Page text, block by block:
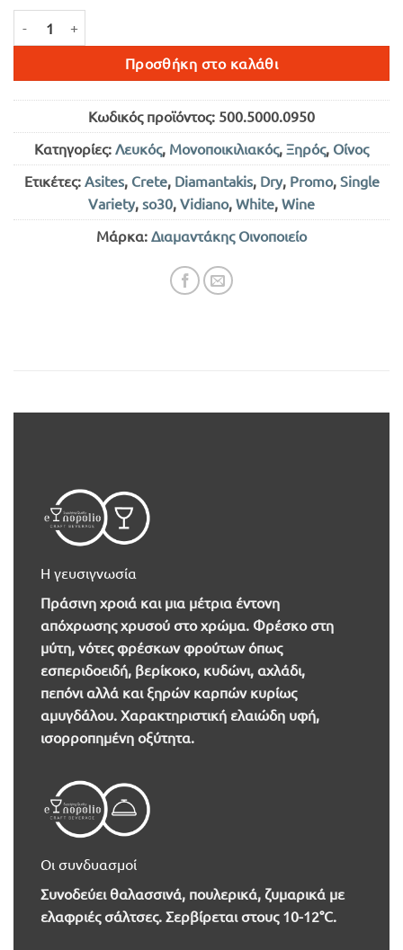
Προσθήκη στο καλάθι
Κωδικός προϊόντος: 500.5000.0950
Κατηγορίες: Λευκός, Μονοποικιλιακός, Ξηρός, Οίνος
Ετικέτες: Asites, Crete, Diamantakis, Dry, Promo, Single
Variety, so30, Vidiano, White, Wine
Μάρκα: Διαμαντάκης Οινοποιείο
Η γευσιγνωσία
Πράσινη χροιά και μια μέτρια έντονη
απόχρωσης χρυσού στο χρώμα. Φρέσκο στη
μύτη, νότες φρέσκων φρούτων όπως
εσπεριδοειδή, βερίκοκο, κυδώνι, αχλάδι,
πεπόνι αλλά και ξηρών καρπών κυρίως
αμυγδάλου. Χαρακτηριστική ελαιώδη υφή,
ισορροπημένη οξύτητα.
Οι συνδυασμοί
Συνοδεύει θαλασσινά, πουλερικά, ζυμαρικά με
ελαφριές σάλτσες. Σερβίρεται στους 10-12°C.